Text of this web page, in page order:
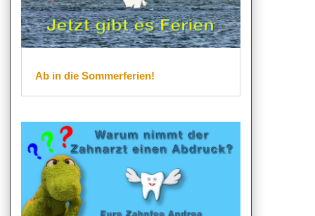
Ab in die Sommerferien!